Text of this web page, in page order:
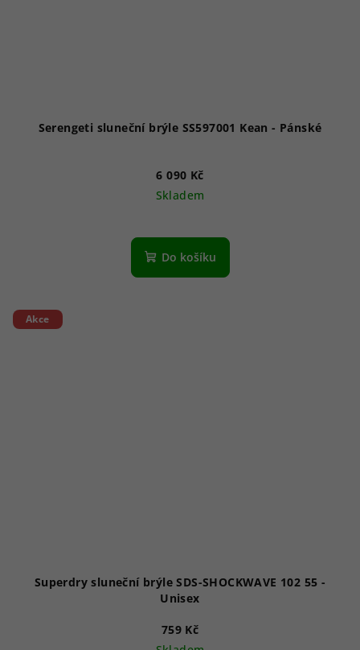
Serengeti sluneční brýle SS597001 Kean - Pánské
6 090 Kč
Skladem
Do košíku
Akce
Superdry sluneční brýle SDS-SHOCKWAVE 102 55 -
Unisex
759 Kč